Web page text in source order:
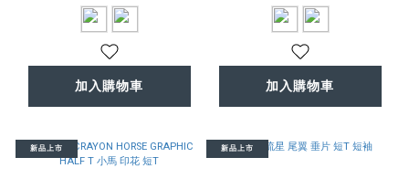
加入購物車 加入購物車
新品上市 新品上市